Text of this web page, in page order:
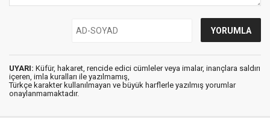
UYARI: Küfür, hakaret, rencide edici cümleler veya imalar, inançlara saldırı
içeren, imla kuralları ile yazılmamış,
Türkçe karakter kullanılmayan ve büyük harflerle yazılmış yorumlar
onaylanmamaktadır.